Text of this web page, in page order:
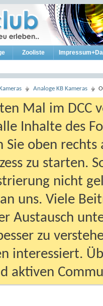
Zooliste
Analoge KB Kameras
Mal im DCC
Inhalte des
Sie oben
zu starten.
nicht
an uns. Viele
Austausch
zu
interessiert.
aktiven